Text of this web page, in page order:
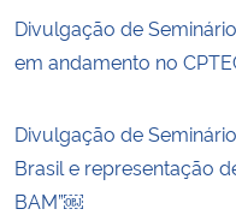
Divulgação de
em andamento no
Divulgação de
Brasil e representação
BAM”￼